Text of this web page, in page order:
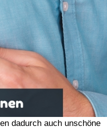
dadurch auch unschöne